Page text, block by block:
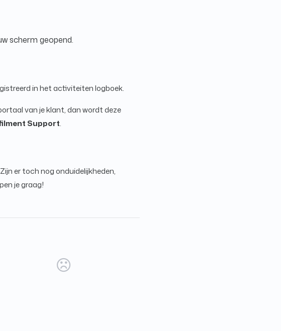
scherm geopend.
in het activiteiten logboek.
van je klant, dan wordt deze
Support.
er toch nog onduidelijkheden,
je graag!